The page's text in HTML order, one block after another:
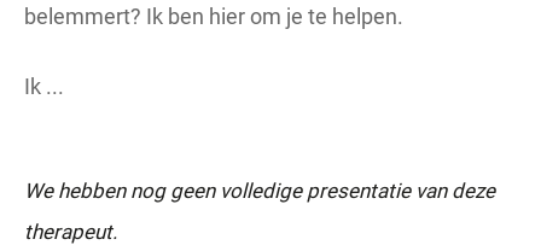
belemmert? Ik ben hier om je te helpen.
Ik ...
We hebben nog geen volledige presentatie van deze
therapeut.